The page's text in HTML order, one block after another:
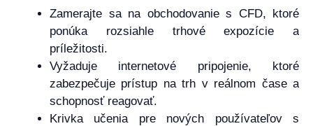
Zamerajte sa na obchodovanie s CFD, ktoré
ponúka rozsiahle trhové expozície a
príležitosti.
Vyžaduje internetové pripojenie, ktoré
zabezpečuje prístup na trh v reálnom čase a
schopnosť reagovať.
Krivka učenia pre nových používateľov s